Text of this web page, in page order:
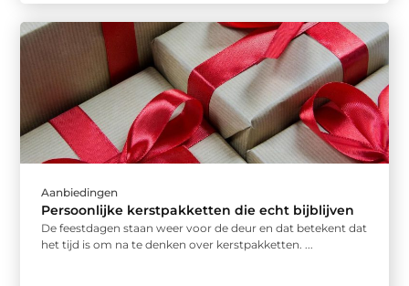
Aanbiedingen
Persoonlijke kerstpakketten die echt bijblijven
De feestdagen staan weer voor de deur en dat betekent dat
het tijd is om na te denken over kerstpakketten. ...